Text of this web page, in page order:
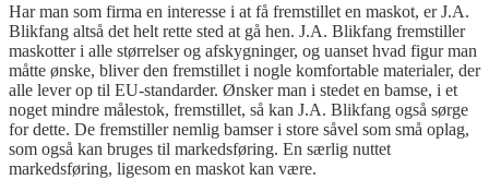
Har man som firma en interesse i at få fremstillet en maskot, er J.A.
Blikfang altså det helt rette sted at gå hen. J.A. Blikfang fremstiller
maskotter i alle størrelser og afskygninger, og uanset hvad figur man
måtte ønske, bliver den fremstillet i nogle komfortable materialer, der
alle lever op til EU-standarder. Ønsker man i stedet en bamse, i et
noget mindre målestok, fremstillet, så kan J.A. Blikfang også sørge
for dette. De fremstiller nemlig bamser i store såvel som små oplag,
som også kan bruges til markedsføring. En særlig nuttet
markedsføring, ligesom en maskot kan være.